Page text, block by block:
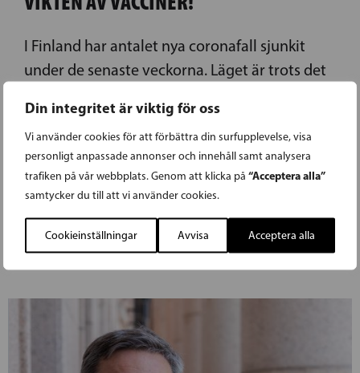
Din integritet är viktig för oss
Vi använder cookies för att förbättra din surfupplevelse, visa
personligt anpassade annonser och innehåll samt analysera
trafiken på vår webbplats. Genom att klicka på “Acceptera alla”
samtycker du till att vi använder cookies.
Cookieinställningar Avvisa Acceptera alla
I Finland har antalet nya coronafall sjunkit
under de senaste veckorna. Läget är trots det
Kivi (SFP) betonar att bekämpningen av så väl
coronaviruset som andra virussjukdomar
kräver effektiva vacciner. Detta förutsätter
både internationellt samarbete och stöd till
forskning och utveckling.
LÄS FÖREGÅENDE ARTIKEL